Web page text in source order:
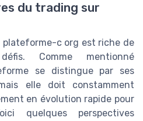
du trading sur
plateforme-c org est riche de
Comme mentionné
se distingue par ses
elle doit constamment
en évolution rapide pour
quelques perspectives